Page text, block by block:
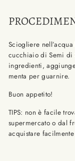
Sciogliere
cucchiaio di Semi di
ingredienti,
menta per guarnire.
Buon appetito!
TIPS: non è facile
supermercato o dal
acquistare